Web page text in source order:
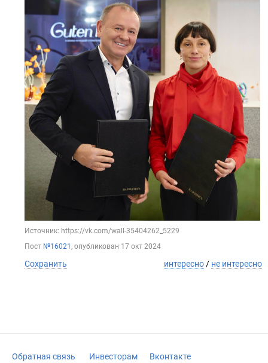
Источник: https://vk.com/wall-35404262_5229
Пост №16021 , опубликован 17 окт 2024
Сохранить интересно / не интересно
Обратная связь Инвесторам Вконтакте